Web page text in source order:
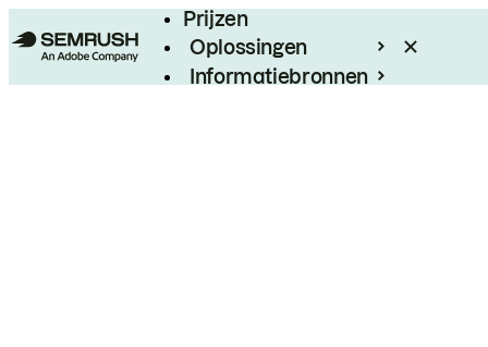
Prijzen
Oplossingen
Informatiebronnen